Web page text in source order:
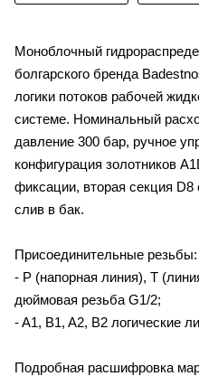
Моноблочный
болгарского бренда
логики потоков рабочей
системе. Номинальный
давление 300 бар, ручное
конфигурация золотников
фиксации, вторая секция
слив в бак.
Присоединительные резьбы:
- P (напорная линия), T
дюймовая резьба G1/2;
- A1, B1, A2, B2 логические
Подробная расшифровка